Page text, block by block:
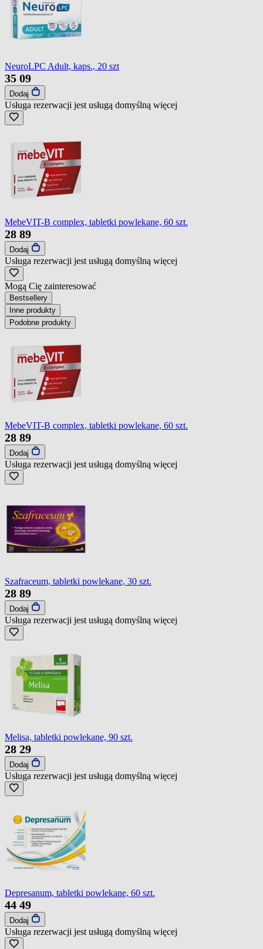
NeuroLPC Adult, kaps., 20 szt
35 09
Dodaj
Usługa rezerwacji jest usługą domyślną więcej
MebeVIT-B complex, tabletki powlekane, 60 szt.
28 89
Dodaj
Usługa rezerwacji jest usługą domyślną więcej
Mogą Cię zainteresować
Bestsellery
Inne produkty
Podobne produkty
MebeVIT-B complex, tabletki powlekane, 60 szt.
28 89
Dodaj
Usługa rezerwacji jest usługą domyślną więcej
Szafraceum, tabletki powlekane, 30 szt.
28 89
Dodaj
Usługa rezerwacji jest usługą domyślną więcej
Melisa, tabletki powlekane, 90 szt.
28 29
Dodaj
Usługa rezerwacji jest usługą domyślną więcej
Depresanum, tabletki powlekane, 60 szt.
44 49
Dodaj
Usługa rezerwacji jest usługą domyślną więcej